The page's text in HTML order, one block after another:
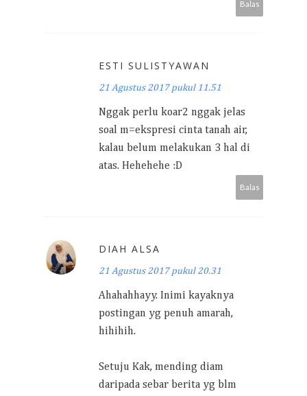
Balas
ESTI SULISTYAWAN
21 Agustus 2017 pukul 11.51
Nggak perlu koar2 nggak jelas
soal m=ekspresi cinta tanah air,
kalau belum melakukan 3 hal di
atas. Hehehehe :D
Balas
DIAH ALSA
21 Agustus 2017 pukul 20.31
Ahahahhayy. Inimi kayaknya
postingan yg penuh amarah,
hihihih.
Setuju Kak, mending diam
daripada sebar berita yg blm